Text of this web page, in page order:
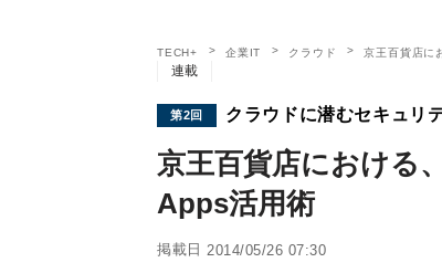
TECH+ 企業IT クラウド 京王百貨店に
連載
第2回 クラウドに潜むセキュリ
京王百貨店における
Apps活用術
掲載日 2014/05/26 07:30